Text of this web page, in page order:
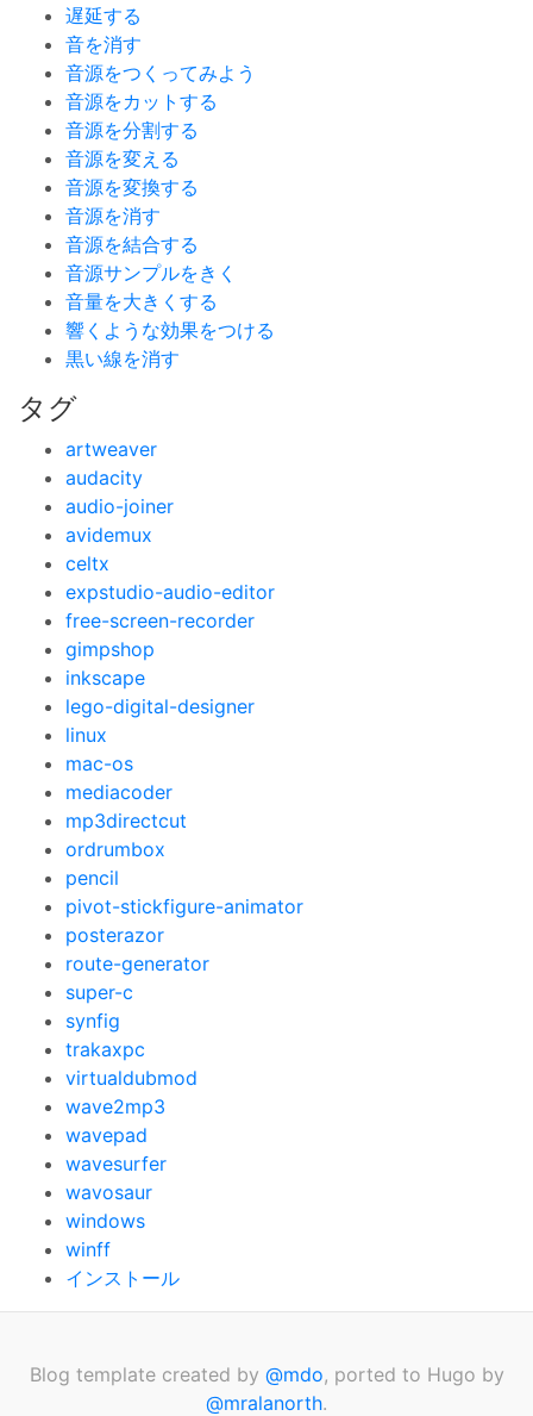
遅延する
音を消す
音源をつくってみよう
音源をカットする
音源を分割する
音源を変える
音源を変換する
音源を消す
音源を結合する
音源サンプルをきく
音量を大きくする
響くような効果をつける
黒い線を消す
タグ
artweaver
audacity
audio-joiner
avidemux
celtx
expstudio-audio-editor
free-screen-recorder
gimpshop
inkscape
lego-digital-designer
linux
mac-os
mediacoder
mp3directcut
ordrumbox
pencil
pivot-stickfigure-animator
posterazor
route-generator
super-c
synfig
trakaxpc
virtualdubmod
wave2mp3
wavepad
wavesurfer
wavosaur
windows
winff
インストール
Blog template created by @mdo, ported to Hugo by
@mralanorth.